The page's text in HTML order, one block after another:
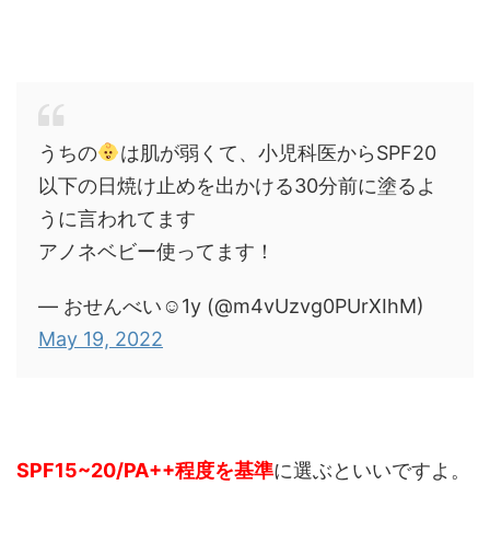
うちの
は肌が弱くて、小児科医からSPF20
以下の日焼け止めを出かける30分前に塗るよ
うに言われてます
アノネベビー使ってます！
— おせんべい☺︎1y (@m4vUzvg0PUrXIhM)
May 19, 2022
SPF15~20/PA++程度を基準に選ぶといいですよ。